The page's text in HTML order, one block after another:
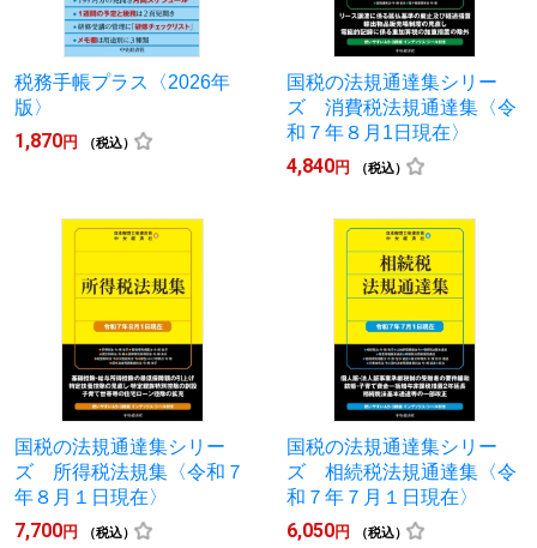
税務手帳プラス〈2026年
版〉
1,870円 （税込）
国税の法規通達集シリー
ズ 消費税法規通達集〈令
和７年８月1日現在〉
4,840円 （税込）
国税の法規通達集シリー
ズ 所得税法規集〈令和７
年８月１日現在〉
7,700円 （税込）
国税の法規通達集シリー
ズ 相続税法規通達集〈令
和７年７月１日現在〉
6,050円 （税込）